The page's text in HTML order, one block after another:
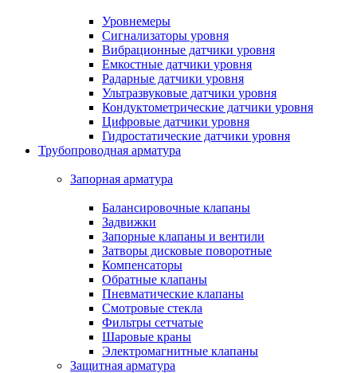
Уровнемеры
Сигнализаторы уровня
Вибрационные датчики уровня
Емкостные датчики уровня
Радарные датчики уровня
Ультразвуковые датчики уровня
Кондуктометрические датчики уровня
Цифровые датчики уровня
Гидростатические датчики уровня
Трубопроводная арматура
Запорная арматура
Балансировочные клапаны
Задвижки
Запорные клапаны и вентили
Затворы дисковые поворотные
Компенсаторы
Обратные клапаны
Пневматические клапаны
Смотровые стекла
Фильтры сетчатые
Шаровые краны
Электромагнитные клапаны
Защитная арматура